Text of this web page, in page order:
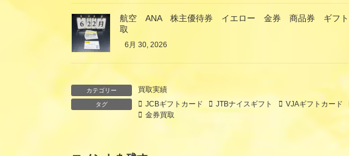
航空 ANA 株主優待券 イエロー 金券 商品券 ギフ
取
6月 30, 2026
カテゴリー 買取実績
タグ JCBギフトカード JTBナイスギフト VJAギフトカード
金券買取